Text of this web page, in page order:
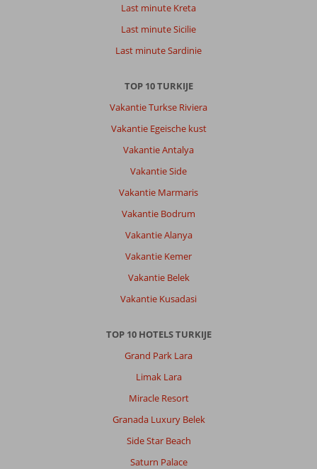
Last minute Kreta
Last minute Sicilie
Last minute Sardinie
TOP 10 TURKIJE
Vakantie Turkse Riviera
Vakantie Egeische kust
Vakantie Antalya
Vakantie Side
Vakantie Marmaris
Vakantie Bodrum
Vakantie Alanya
Vakantie Kemer
Vakantie Belek
Vakantie Kusadasi
TOP 10 HOTELS TURKIJE
Grand Park Lara
Limak Lara
Miracle Resort
Granada Luxury Belek
Side Star Beach
Saturn Palace